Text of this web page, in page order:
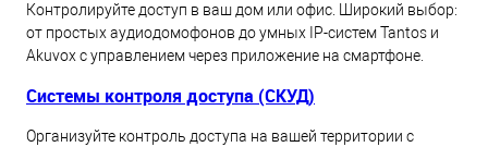
Контролируйте доступ в ваш дом или офис. Широкий выбор:
от простых аудиодомофонов до умных IP-систем Tantos и
Akuvox с управлением через приложение на смартфоне.
Системы контроля доступа (СКУД)
Организуйте контроль доступа на вашей территории с